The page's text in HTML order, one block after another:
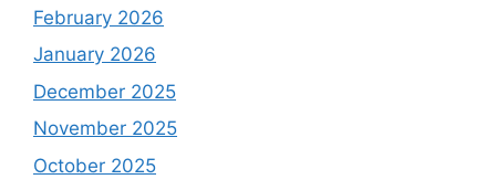
February 2026
January 2026
December 2025
November 2025
October 2025